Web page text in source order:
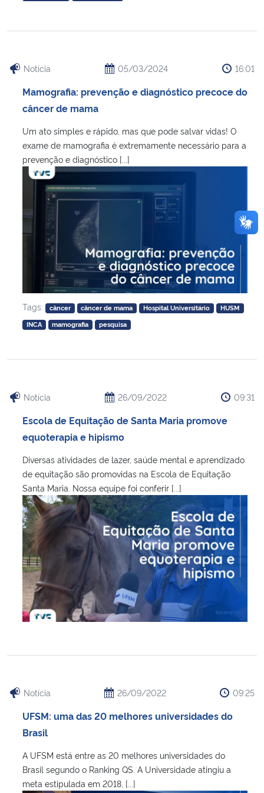
Notícia 05/03/2024 16:01
Mamografia: prevenção e diagnóstico precoce do
câncer de mama
Um ato simples e rápido, mas que pode salvar vidas! O
exame de mamografia é extremamente necessário para a
prevenção e diagnóstico [...]
Tags: câncer câncer de mama Hospital Universitário
HUSM
INCA
mamografia pesquisa
Notícia 26/09/2022 09:31
Escola de Equitação de Santa Maria promove
equoterapia e hipismo
Diversas atividades de lazer, saúde mental e aprendizado
de equitação são promovidas na Escola de Equitação
Santa Maria. Nossa equipe foi conferir [...]
Notícia 26/09/2022 09:25
UFSM: uma das 20 melhores universidades do
Brasil
A UFSM está entre as 20 melhores universidades do
Brasil segundo o Ranking QS. A Universidade atingiu a
meta estipulada em 2018, [...]